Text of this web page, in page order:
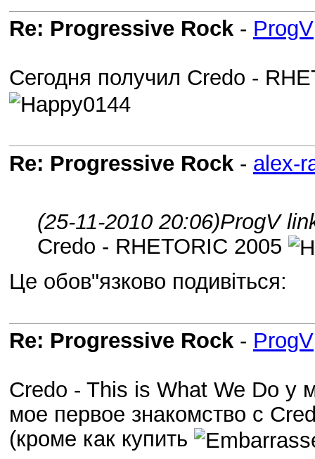
Re: Progressive Rock - ProgV
Сегодня получил Credo -
Re: Progressive Rock - alex-
(25-11-2010 20:06)ProgV
Credo - RHETORIC 2005
Це обов"язково подивіться:
Re: Progressive Rock - ProgV
Credo - This is What We Do у
мое первое знакомство с
(кроме как купить